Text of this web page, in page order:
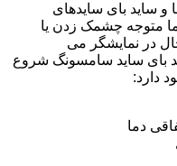
و ساید بای سایدهای
متوجه چشمک زدن یا
در نمایشگر می
بای ساید سامسونگ شروع
دارد:
دما